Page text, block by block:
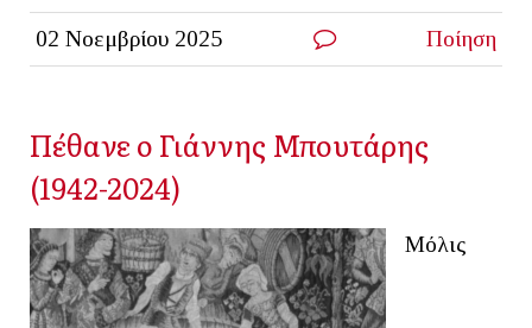
02 Νοεμβρίου 2025 Ποίηση
Πέθανε ο Γιάννης Μπουτάρης
(1942-2024)
Μόλις